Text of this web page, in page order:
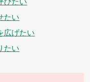
たい
広げたい
たい